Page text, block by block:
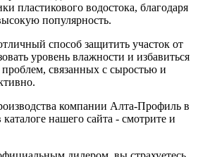
пластикового водостока, благодаря
популярность.
способ защитить участок от
уровень влажности и избавиться
связанных с сыростью и
компании Алта-Профиль в
нашего сайта - смотрите и